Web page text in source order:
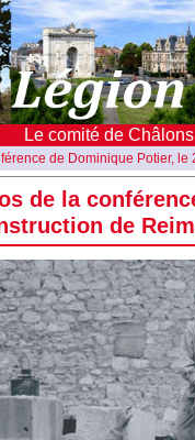
Le comité de Châlons
de Dominique Potier,
de la
de